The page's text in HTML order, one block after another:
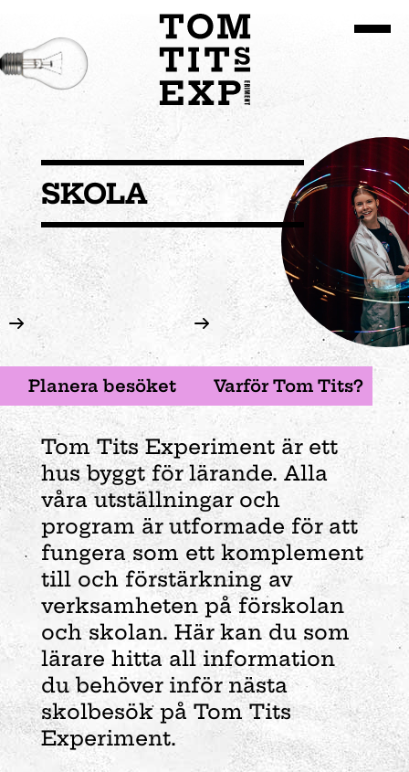
SKOLA
Planera besöket Varför Tom Tits?
Tom Tits Experiment är ett
hus byggt för lärande. Alla
våra utställningar och
program är utformade för att
fungera som ett komplement
till och förstärkning av
verksamheten på förskolan
och skolan. Här kan du som
lärare hitta all information
du behöver inför nästa
skolbesök på Tom Tits
Experiment.